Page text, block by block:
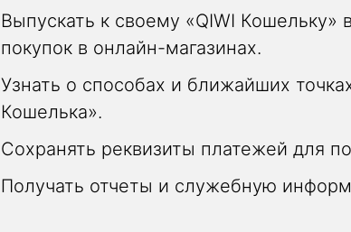
Выпускать к своему «QIWI Кошельку»
покупок в онлайн-магазинах.
Узнать о способах и ближайших
Кошелька».
Сохранять реквизиты платежей для
Получать отчеты и служебную